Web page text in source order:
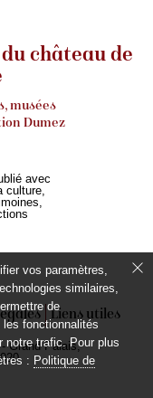
château de
musées
Dumez
avec
culture,
Liens utiles
Grand Palais,
vos paramètres,
similaires,
de
fonctionnalités
notre trafic. Pour plus
: Politique de